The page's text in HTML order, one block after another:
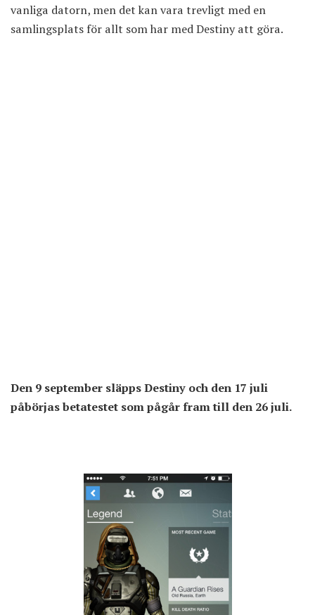
vanliga datorn, men det kan vara trevligt med en
samlingsplats för allt som har med Destiny att göra.
Den 9 september släpps Destiny och den 17 juli
påbörjas betatestet som pågår fram till den 26 juli.